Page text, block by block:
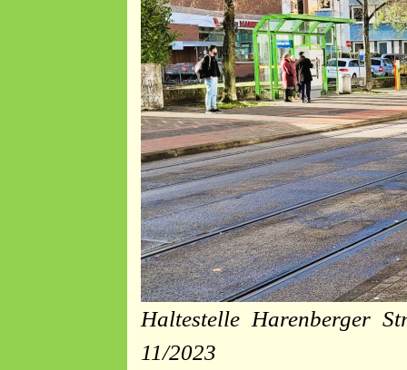
Haltestelle Harenberger
11/2023